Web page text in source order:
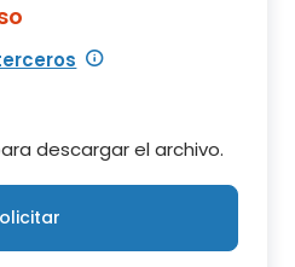
descargar el archivo.